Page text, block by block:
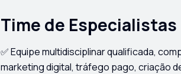
Time de Especialistas
✅ Equipe multidisciplinar qualificada,
marketing digital, tráfego pago, criação